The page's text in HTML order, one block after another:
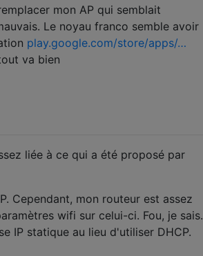
mon AP qui semblait
Le noyau franco semble avoir
play.google.com/store/apps/…
va bien
liée à ce qui a été proposé par
Cependant, mon routeur est assez
wifi sur celui-ci. Fou, je sais.
IP statique au lieu d'utiliser DHCP.